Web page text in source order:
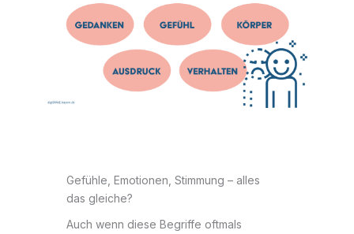
Gefühle, Emotionen, Stimmung – alles
das gleiche?
Auch wenn diese Begriffe oftmals